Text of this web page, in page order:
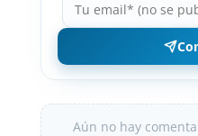
Aún no hay